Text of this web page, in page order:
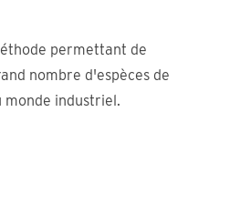
permettant de
nombre d'espèces de
monde industriel.